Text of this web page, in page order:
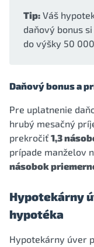
Tip: Váš
daňový bonus
do výšky 50
Daňový bonus a
Pre uplatnenie
hrubý mesačný
prekročiť 1,3
prípade manželov
násobok
Hypotekárny
hypotéka
Hypotekárny úver